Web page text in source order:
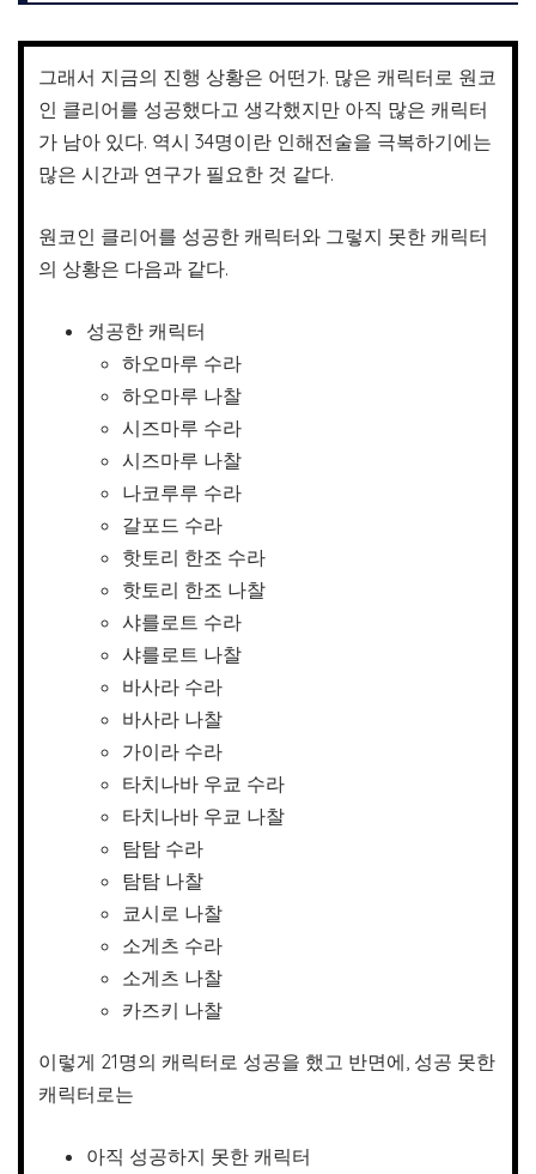
그래서 지금의 진행 상황은 어떤가. 많은 캐릭터로 원코
인 클리어를 성공했다고 생각했지만 아직 많은 캐릭터
가 남아 있다. 역시 34명이란 인해전술을 극복하기에는
많은 시간과 연구가 필요한 것 같다.
원코인 클리어를 성공한 캐릭터와 그렇지 못한 캐릭터
의 상황은 다음과 같다.
성공한 캐릭터
하오마루 수라
하오마루 나찰
시즈마루 수라
시즈마루 나찰
나코루루 수라
갈포드 수라
핫토리 한조 수라
핫토리 한조 나찰
샤를로트 수라
샤를로트 나찰
바사라 수라
바사라 나찰
가이라 수라
타치나바 우쿄 수라
타치나바 우쿄 나찰
탐탐 수라
탐탐 나찰
쿄시로 나찰
소게츠 수라
소게츠 나찰
카즈키 나찰
이렇게 21명의 캐릭터로 성공을 했고 반면에, 성공 못한
캐릭터로는
아직 성공하지 못한 캐릭터